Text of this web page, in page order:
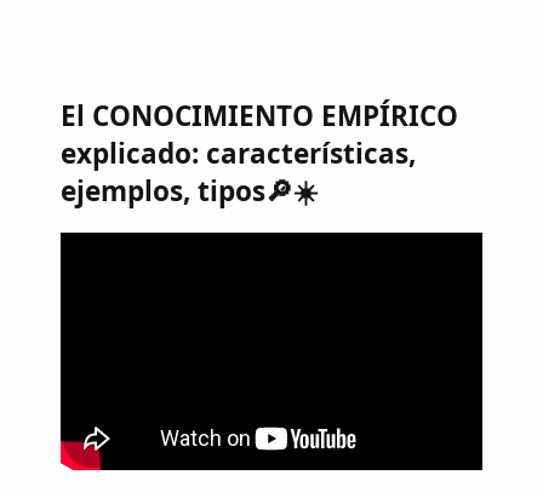
El CONOCIMIENTO EMPÍRICO
explicado: características,
ejemplos, tipos🔎☀️